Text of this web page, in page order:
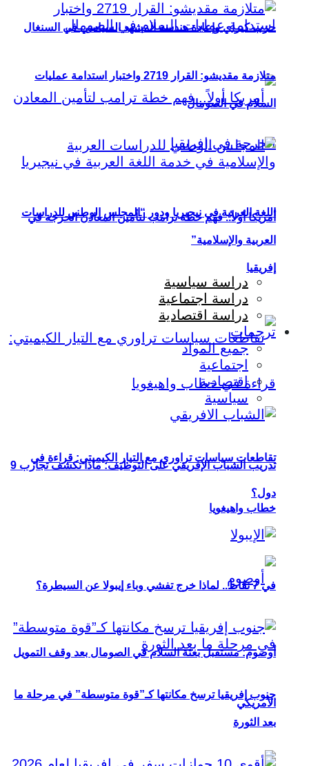
حزب كيراي وإعادة هندسة المشهد السياسي في السنغال
أمريكا أولاً.. فهم خطة ترامب لتأمين المعادن الحرجة في
إفريقيا
تقاطعات سياسات تراوري مع التيار الكيميتي: قراءة في
خطاب واهيغويا
أوصوم: مستقبل بعثة السلام في الصومال بعد وقف التمويل
الأمريكي
متلازمة مقديشو: القرار 2719 واختبار استدامة عمليات
السلام في الصومال
اللغة العربية في نيجيريا ودور “المجلس الوطني للدراسات
العربية والإسلامية”
دراسة سياسية
دراسة اجتماعية
دراسة اقتصادية
ترجمات
جميع المواد
اجتماعية
اقتصادية
سياسية
تدريب الشباب الإفريقي على التوظيف: ماذا تكشف تجارب 9
دول؟
في 7 نقاط.. لماذا خرج تفشي وباء إيبولا عن السيطرة؟
جنوب إفريقيا ترسخ مكانتها كـ”قوة متوسطة” في مرحلة ما
بعد الثورة